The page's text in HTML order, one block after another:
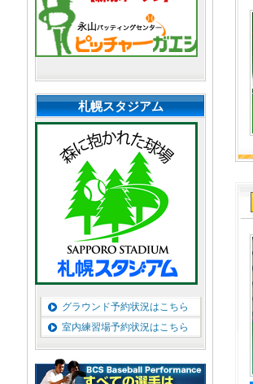
札幌スタジアム
グラウンド予約状況はこちら
室内練習場予約状況はこちら